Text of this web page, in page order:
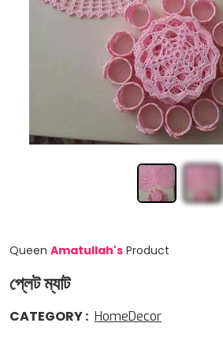
Queen Amatullah's Product
প্লেট ম্যাট
CATEGORY: HomeDecor